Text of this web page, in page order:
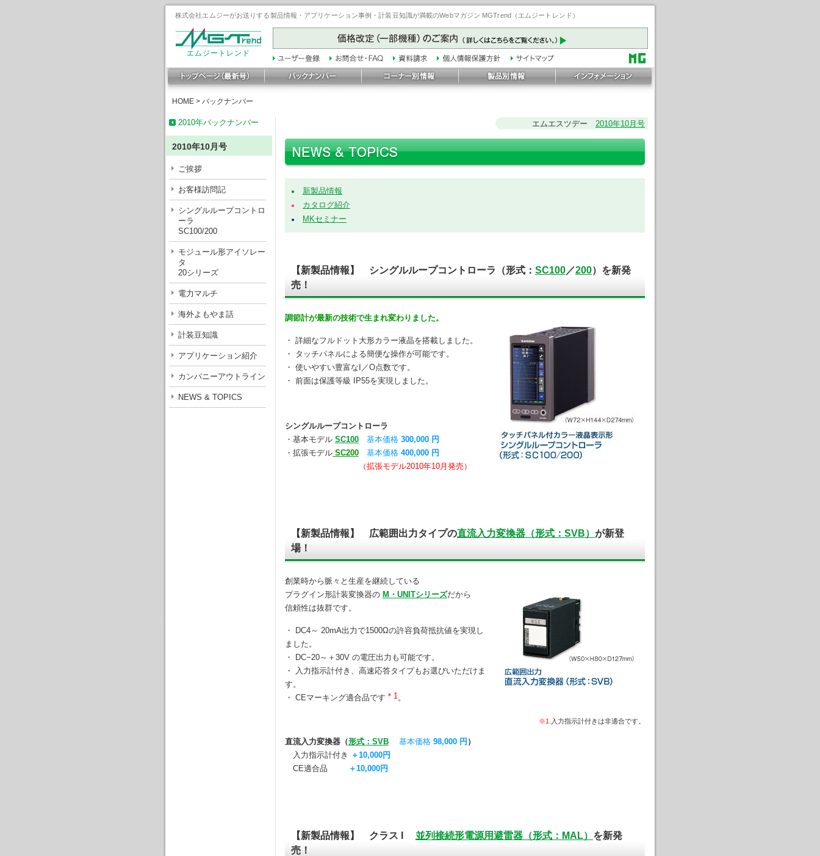
株式会社エムジーがお送りする製品情報・アプリケーション事例・計装豆知識が満載のWebマガジン MGTrend（エムジートレンド）
エムジートレンド
HOME > バックナンバー
2010年バックナンバー
2010年10月号
ご挨拶
お客様訪問記
シングルループコントロ
ーラ
SC100/200
モジュール形アイソレー
タ
20シリーズ
電力マルチ
海外よもやま話
計装豆知識
アプリケーション紹介
カンパニーアウトライン
NEWS & TOPICS
エムエスツデー 2010年10月号
● 新製品情報
● カタログ紹介
● MKセミナー
【新製品情報】 シングルループコントローラ（形式： SC100／200）を新発
売！
調節計が最新の技術で生まれ変わりました。
・ 詳細なフルドット大形カラー液晶を搭載しました。
・ タッチパネルによる簡便な操作が可能です。
・ 使いやすい豊富なI／O点数です。
・ 前面は保護等級 IP55を実現しました。
シングルループコントローラ
・基本モデル SC100 基本価格 300,000 円
・拡張モデル SC200 基本価格 400,000 円
（拡張モデル2010年10月発売）
【新製品情報】 広範囲出力タイプの直流入力変換器（形式：SVB） が新登
場！
創業時から脈々と生産を継続している
プラグイン形計装変換器の M・UNITシリーズだから
信頼性は抜群です。
・ DC4～ 20mA出力で1500Ωの許容負荷抵抗値を実現し
ました。
・ DC−20～＋30V の電圧出力も可能です。
・ 入力指示計付き、高速応答タイプもお選びいただけま
す。
・ CEマーキング適合品です ＊1 。
※1. 入力指示計付きは非適合です。
直流入力変換器（形式：SVB 基本価格 98,000 円 ）
入力指示計付き
＋10,000円
CE適合品
＋10,000円
【新製品情報】 クラス I 並列接続形電源用避雷器（形式：MAL） を新発
売！